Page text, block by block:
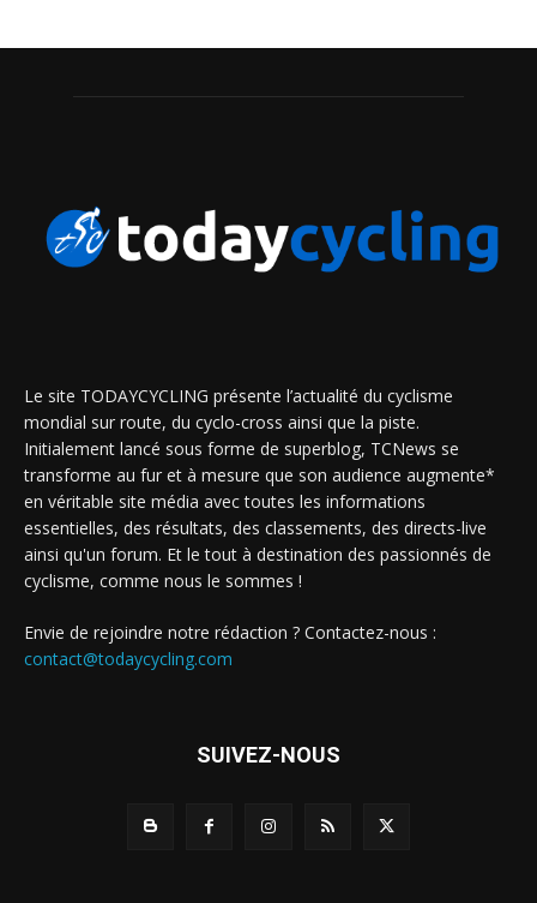
Le site TODAYCYCLING présente l’actualité du cyclisme
mondial sur route, du cyclo-cross ainsi que la piste.
Initialement lancé sous forme de superblog, TCNews se
transforme au fur et à mesure que son audience augmente*
en véritable site média avec toutes les informations
essentielles, des résultats, des classements, des directs-live
ainsi qu'un forum. Et le tout à destination des passionnés de
cyclisme, comme nous le sommes !
Envie de rejoindre notre rédaction ? Contactez-nous :
contact@todaycycling.com
SUIVEZ-NOUS